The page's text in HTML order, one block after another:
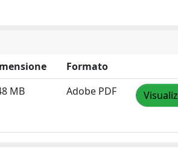
Formato
MB Adobe PDF